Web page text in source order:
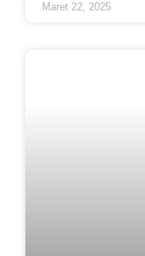
Maret 22, 2025